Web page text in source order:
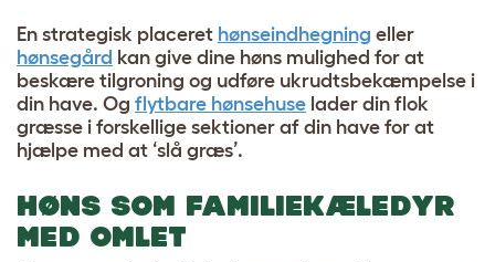
En strategisk placeret hønseindhegning eller
hønsegård kan give dine høns mulighed for at
beskære tilgroning og udføre ukrudtsbekæmpelse i
din have. Og flytbare hønsehuse lader din flok
græsse i forskellige sektioner af din have for at
hjælpe med at ‘slå græs’.
HØNS SOM FAMILIEKÆLEDYR
MED OMLET